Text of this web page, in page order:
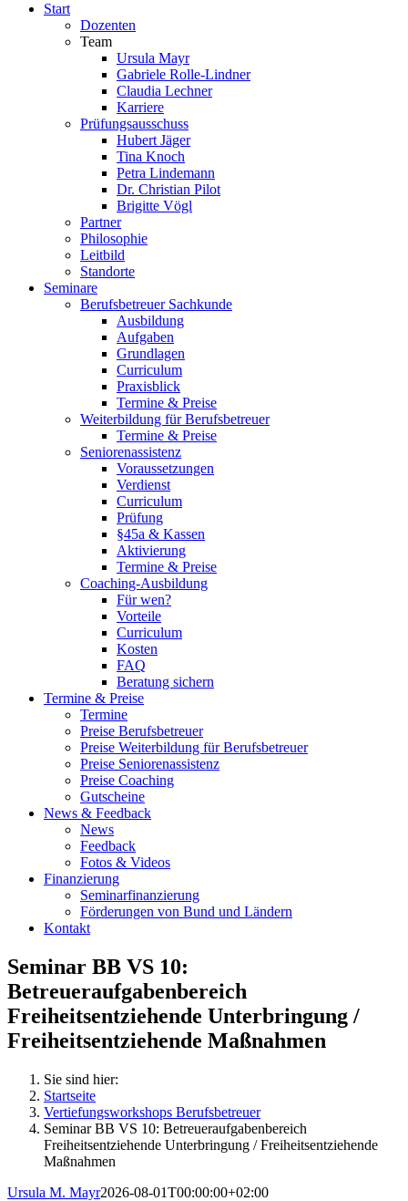
Start
Dozenten
Team
Ursula Mayr
Gabriele Rolle-Lindner
Claudia Lechner
Karriere
Prüfungsausschuss
Hubert Jäger
Tina Knoch
Petra Lindemann
Dr. Christian Pilot
Brigitte Vögl
Partner
Philosophie
Leitbild
Standorte
Seminare
Berufsbetreuer Sachkunde
Ausbildung
Aufgaben
Grundlagen
Curriculum
Praxisblick
Termine & Preise
Weiterbildung für Berufsbetreuer
Termine & Preise
Seniorenassistenz
Voraussetzungen
Verdienst
Curriculum
Prüfung
§45a & Kassen
Aktivierung
Termine & Preise
Coaching-Ausbildung
Für wen?
Vorteile
Curriculum
Kosten
FAQ
Beratung sichern
Termine & Preise
Termine
Preise Berufsbetreuer
Preise Weiterbildung für Berufsbetreuer
Preise Seniorenassistenz
Preise Coaching
Gutscheine
News & Feedback
News
Feedback
Fotos & Videos
Finanzierung
Seminarfinanzierung
Förderungen von Bund und Ländern
Kontakt
Seminar BB VS 10:
Betreueraufgabenbereich
Freiheitsentziehende Unterbringung /
Freiheitsentziehende Maßnahmen
Sie sind hier:
Startseite
Vertiefungsworkshops Berufsbetreuer
Seminar BB VS 10: Betreueraufgabenbereich
Freiheitsentziehende Unterbringung / Freiheitsentziehende
Maßnahmen
Ursula M. Mayr2026-08-01T00:00:00+02:00